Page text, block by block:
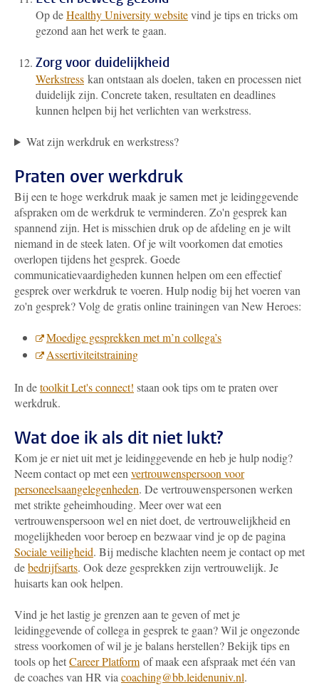
Op deHealthy University websitevind je tips en tricks om
gezond aan het werk te gaan.
Zorg voor duidelijkheid
Werkstress kan ontstaan als doelen, taken en processen niet
duidelijk zijn. Concrete taken, resultaten en deadlines
kunnen helpen bij het verlichten van werkstress.
Wat zijn werkdruk en werkstress?
Praten over werkdruk
Bij een te hoge werkdruk maak je samen met je leidinggevende
afspraken om de werkdruk te verminderen. Zo'n gesprek kan
spannend zijn. Het is misschien druk op de afdeling en je wilt
niemand in de steek laten. Of je wilt voorkomen dat emoties
overlopen tijdens het gesprek. Goede
communicatievaardigheden kunnen helpen om een effectief
gesprek over werkdruk te voeren. Hulp nodig bij het voeren van
zo'n gesprek? Volg de gratis online trainingen van New Heroes:
Moedige gesprekken met m’n collega’s
Assertiviteitstraining
In detoolkit Let's connect! staan ook tips om te praten over
werkdruk.
Wat doe ik als dit niet lukt?
Kom je er niet uit met je leidinggevende en heb je hulp nodig?
Neem contact op met een vertrouwenspersoon voor
personeelsaangelegenheden. De vertrouwenspersonen werken
met strikte geheimhouding. Meer over wat een
vertrouwenspersoon wel en niet doet, de vertrouwelijkheid en
mogelijkheden voor beroep en bezwaar vind je op de pagina
Sociale veiligheid. Bij medische klachten neem je contact op met
debedrijfsarts. Ook deze gesprekken zijn vertrouwelijk. Je
huisarts kan ook helpen.
Vind je het lastig je grenzen aan te geven of met je
leidinggevende of collega in gesprek te gaan? Wil je ongezonde
stress voorkomen of wil je je balans herstellen? Bekijk tips en
tools op hetCareer Platform of maak een afspraak met één van
de coaches van HR via coaching@bb.leidenuniv.nl.